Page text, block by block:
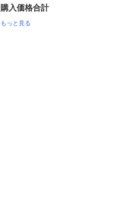
購入価格合計
もっと見る